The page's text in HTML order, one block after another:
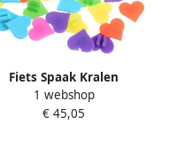
Fiets Spaak Kralen
Fietsdecoratie Wiel
Kinderfiets Versieren
1 webshop
€ 45,05